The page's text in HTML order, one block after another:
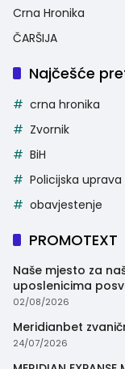
Crna Hronika
ČARŠIJA
Najčešće
crna hronika
Zvornik
BiH
Policijska uprava
obavjestenje
PROMOTEXT
Naše mjesto za
uposlenicima
trenutak
02/08/2026
Meridianbet
24/07/2026